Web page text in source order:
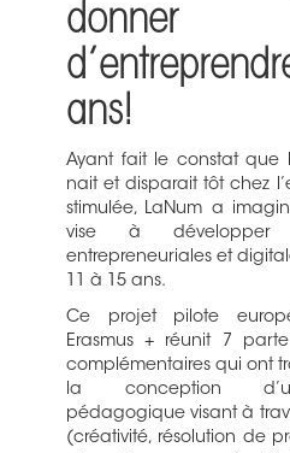
ans!
Ayant fait le constat que
nait et disparait tôt chez
stimulée, LaNum a
vise à développer
entrepreneuriales et
11 à 15 ans.
Ce projet pilote
Erasmus + réunit 7
complémentaires qui ont
la conception
pédagogique visant à
(créativité, résolution de